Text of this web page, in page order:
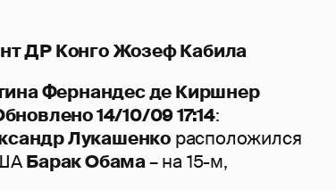
ДР Конго Жозеф Кабила
Фернандес де Киршнер
14/10/09 17:14:
Лукашенко расположился
Барак Обама– на 15-м,